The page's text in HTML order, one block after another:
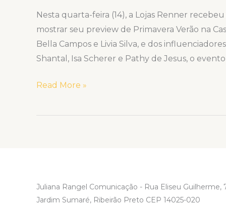
Nesta quarta-feira (14), a Lojas Renner
mostrar seu preview de Primavera Verão na
Bella Campos e Livia Silva, e dos
Shantal, Isa Scherer e Pathy de Jesus, o
Read More »
Juliana Rangel Comunicação - Rua Eliseu Guilherme,
Jardim Sumaré, Ribeirão Preto CEP 14025-020